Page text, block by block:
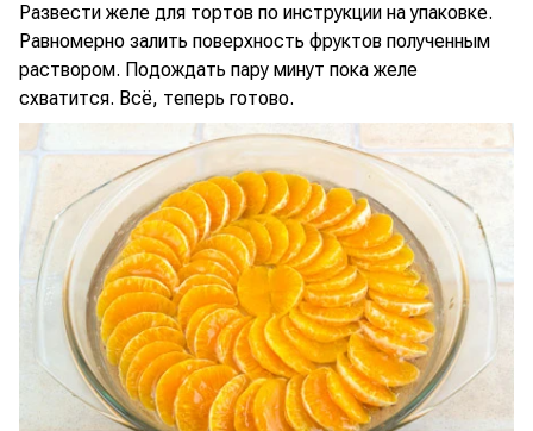
Развести желе для тортов по инструкции на упаковке.
Равномерно залить поверхность фруктов полученным
раствором. Подождать пару минут пока желе
схватится. Всё, теперь готово.